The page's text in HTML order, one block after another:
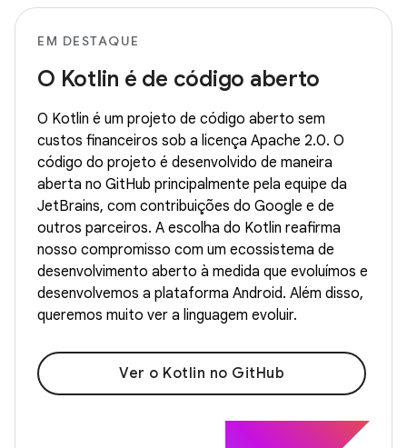
EM DESTAQUE
O Kotlin é de código aberto
O Kotlin é um projeto de código aberto sem
custos financeiros sob a licença Apache 2.0. O
código do projeto é desenvolvido de maneira
aberta no GitHub principalmente pela equipe da
JetBrains, com contribuições do Google e de
outros parceiros. A escolha do Kotlin reafirma
nosso compromisso com um ecossistema de
desenvolvimento aberto à medida que evoluímos e
desenvolvemos a plataforma Android. Além disso,
queremos muito ver a linguagem evoluir.
Ver o Kotlin no GitHub